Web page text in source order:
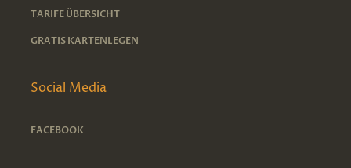
TARIFE ÜBERSICHT
GRATIS KARTENLEGEN
Social Media
FACEBOOK